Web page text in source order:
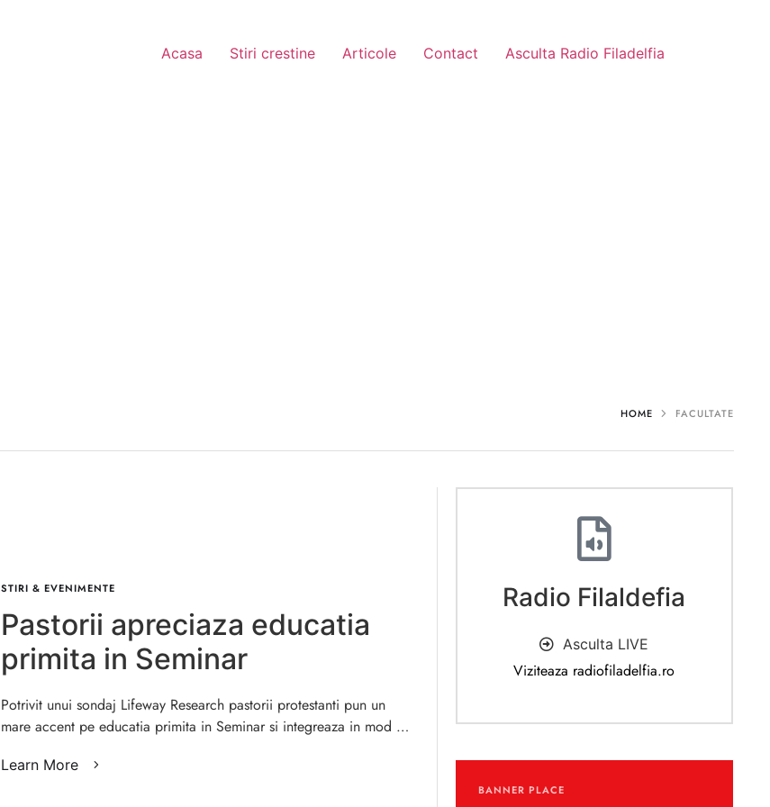
Acasa Stiri crestine Articole Contact Asculta Radio Filadelfia
HOME FACULTATE
STIRI & EVENIMENTE
Pastorii apreciaza educatia
primita in Seminar
Potrivit unui sondaj Lifeway Research pastorii protestanti pun un
mare accent pe educatia primita in Seminar si integreaza in mod …
Learn More
Radio Filaldefia
Asculta LIVE
Viziteaza radiofiladelfia.ro
BANNER PLACE